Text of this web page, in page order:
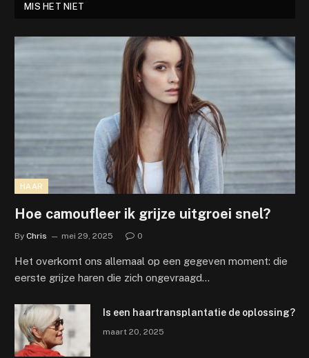
MIS HET NIET
HAAR
Hoe camoufleer ik grijze uitgroei snel?
By Chris mei 29, 2025 0
Het overkomt ons allemaal op een gegeven moment: die
eerste grijze haren die zich ongevraagd…
Is een haartransplantatie de oplossing?
maart 20, 2025